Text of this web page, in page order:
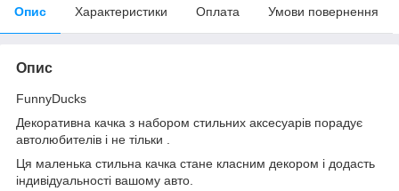
Опис Характеристики Оплата Умови повернення
Опис
FunnyDucks
Декоративна качка з набором стильних аксесуарів порадує
автолюбителів і не тільки .
Ця маленька стильна качка стане класним декором і додасть
індивідуальності вашому авто.